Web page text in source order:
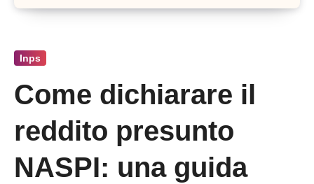
Inps
Come dichiarare il
reddito presunto
NASPI: una guida